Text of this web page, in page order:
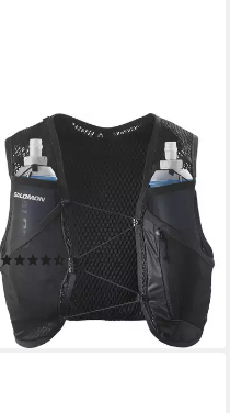
SALOMON
Trinkrucksack ACTIVE SKIN
4, Rucksack und Laufweste in
einem, mit Trinksystem
inklusive
(6)
99,99 €
lieferbar - in 1-2 Werktagen bei dir